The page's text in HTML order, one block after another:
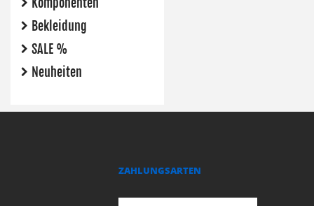
Bekleidung
SALE %
Neuheiten
ZAHLUNGSARTEN